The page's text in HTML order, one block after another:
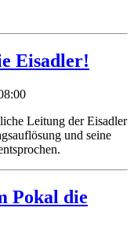
Eisadler!
Leitung der Eisadler
und seine
Pokal die